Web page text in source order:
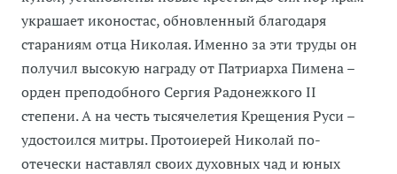
украшает иконостас, обновленный благодаря
стараниям отца Николая. Именно за эти труды он
получил высокую награду от Патриарха Пимена –
орден преподобного Сергия Радонежкого ІІ
степени. А на честь тысячелетия Крещения Руси –
удостоился митры. Протоиерей Николай по-
отечески наставлял своих духовных чад и юных